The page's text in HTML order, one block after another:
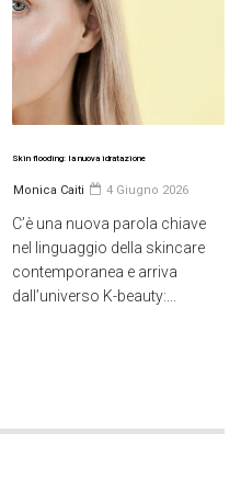
Skin flooding: la nuova idratazione
Monica Caiti 4 Giugno 2026
C’è una nuova parola chiave
nel linguaggio della skincare
contemporanea e arriva
dall’universo K-beauty:...